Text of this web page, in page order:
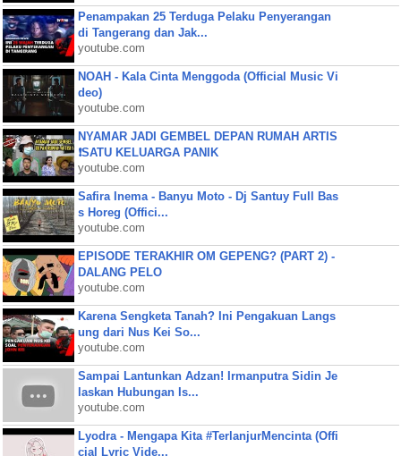
Penampakan 25 Terduga Pelaku Penyerangan
di Tangerang dan Jak...
youtube.com
NOAH - Kala Cinta Menggoda (Official Music Vi
deo)
youtube.com
NYAMAR JADI GEMBEL DEPAN RUMAH ARTIS
❗SATU KELUARGA PANIK
youtube.com
Safira Inema - Banyu Moto - Dj Santuy Full Bas
s Horeg (Offici...
youtube.com
EPISODE TERAKHIR OM GEPENG? (PART 2) -
DALANG PELO
youtube.com
Karena Sengketa Tanah? Ini Pengakuan Langs
ung dari Nus Kei So...
youtube.com
Sampai Lantunkan Adzan! Irmanputra Sidin Je
laskan Hubungan Is...
youtube.com
Lyodra - Mengapa Kita #TerlanjurMencinta (Offi
cial Lyric Vide...